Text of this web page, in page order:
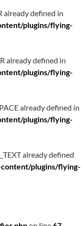
already defined in
plugins/flying-
already defined in
plugins/flying-
already defined in
plugins/flying-
already defined
plugins/flying-